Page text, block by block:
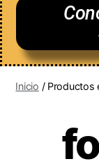
Inicio / Productos